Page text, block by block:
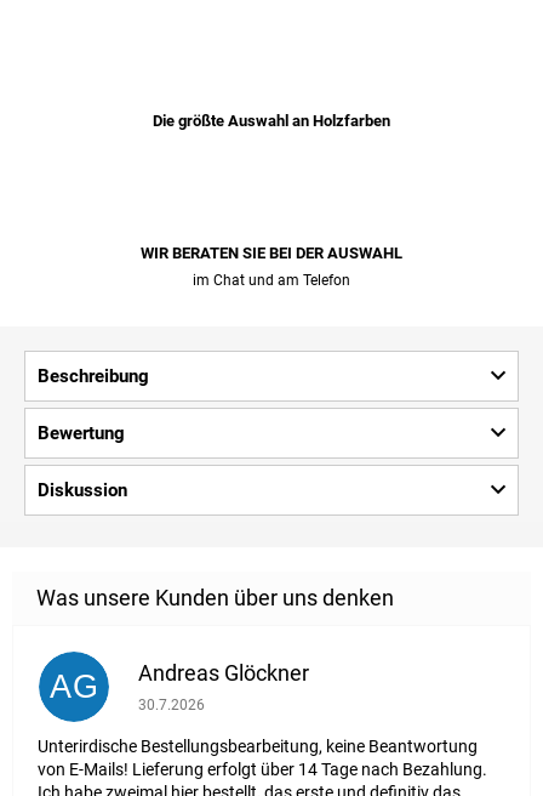
Die größte Auswahl an Holzfarben
WIR BERATEN SIE BEI ​​DER AUSWAHL
im Chat und am Telefon
Beschreibung
Bewertung
Diskussion
AG Andreas Glöckner
Die Shop-Bewertung beträgt 1 von 5 Sternen.
30.7.2026
Unterirdische Bestellungsbearbeitung, keine Beantwortung
von E-Mails! Lieferung erfolgt über 14 Tage nach Bezahlung.
Ich habe zweimal hier bestellt, das erste und definitiv das